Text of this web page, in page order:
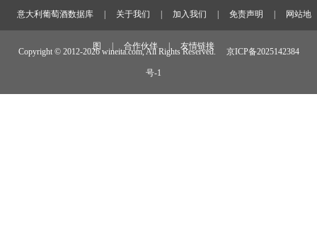
意大利葡萄酒数据库 关于我们 加入我们 免责声明 网站地
图 合作伙伴 友情链接
Copyright © 2012-2026 wineita.com, All Rights Reserved. 京ICP备2025142384
号-1